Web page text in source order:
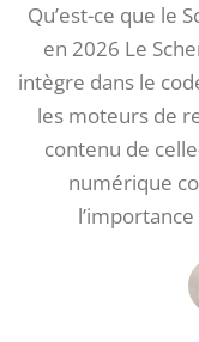
Qu’est-ce que le
en 2026 Le
intègre dans le
les moteurs de
contenu de
numérique